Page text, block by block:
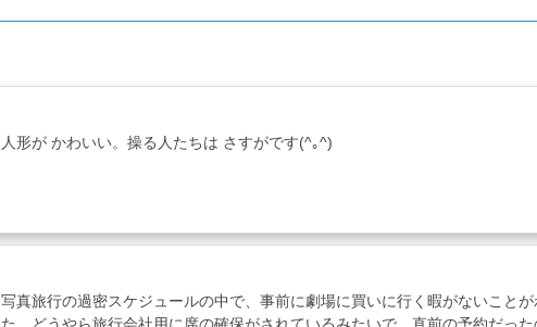
人形が かわいい。操る人たちは さすがです(^｡^)
写真旅行の過密スケジュールの中で、事前に劇場に買いに行く暇がないこと